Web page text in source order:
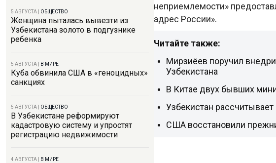
5 АВГУСТА ОБЩЕСТВО
Женщина пыталась вывезти из
Узбекистана золото в подгузнике
ребенка
5 АВГУСТА В МИРЕ
Куба обвинила США в «геноцидных»
санкциях
5 АВГУСТА ОБЩЕСТВО
В Узбекистане реформируют
кадастровую систему и упростят
регистрацию недвижимости
4 АВГУСТА В МИРЕ
неприемлемости»
адрес России».
Читайте также:
Мирзиёев поручил
Узбекистана
В Китае двух бывших
Узбекистан
США восстановили